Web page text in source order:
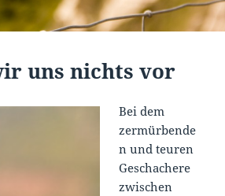
uns nichts vor
Bei dem
zermürbende
n und teuren
Geschachere
zwischen